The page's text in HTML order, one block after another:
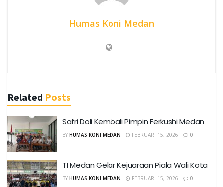
Humas Koni Medan
Related Posts
Safri Doli Kembali Pimpin Ferkushi Medan
BY HUMAS KONI MEDAN FEBRUARI 15, 2026 0
TI Medan Gelar Kejuaraan Piala Wali Kota
BY HUMAS KONI MEDAN FEBRUARI 15, 2026 0